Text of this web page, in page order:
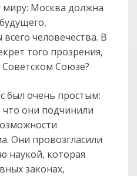
Мос­ква дол­жна
чело­ве­че­ства. В
того прозрения,
Союзе?
был очень простым:
они подчи­нили
Они провозгла­сили
наукой, которая
законах,